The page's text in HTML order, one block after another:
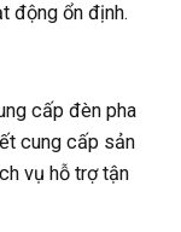
động ổn định.
cấp đèn pha
cung cấp sản
vụ hỗ trợ tận